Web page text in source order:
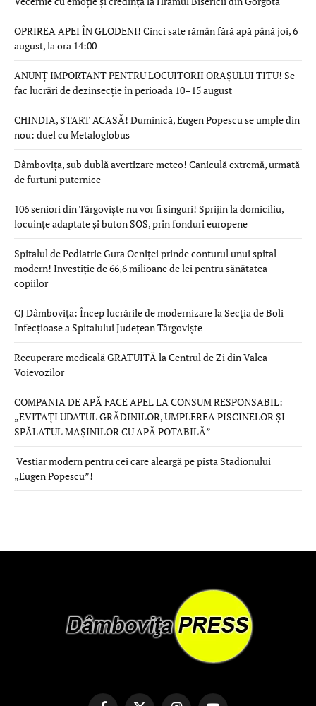
OPRIREA APEI ÎN GLODENI! Cinci sate rămân fără apă până joi, 6
august, la ora 14:00
ANUNȚ IMPORTANT PENTRU LOCUITORII ORAȘULUI TITU! Se
fac lucrări de dezinsecție în perioada 10–15 august
CHINDIA, START ACASĂ! Duminică, Eugen Popescu se umple din
nou: duel cu Metaloglobus
Dâmbovița, sub dublă avertizare meteo! Caniculă extremă, urmată
de furtuni puternice
106 seniori din Târgoviște nu vor fi singuri! Sprijin la domiciliu,
locuințe adaptate și buton SOS, prin fonduri europene
Spitalul de Pediatrie Gura Ocniței prinde conturul unui spital
modern! Investiție de 66,6 milioane de lei pentru sănătatea
copiilor
CJ Dâmbovița: Încep lucrările de modernizare la Secția de Boli
Infecțioase a Spitalului Județean Târgoviște
Recuperare medicală GRATUITĂ la Centrul de Zi din Valea
Voievozilor
COMPANIA DE APĂ FACE APEL LA CONSUM RESPONSABIL:
„EVITAȚI UDATUL GRĂDINILOR, UMPLEREA PISCINELOR ȘI
SPĂLATUL MAȘINILOR CU APĂ POTABILĂ”
Vestiar modern pentru cei care aleargă pe pista Stadionului
„Eugen Popescu”!